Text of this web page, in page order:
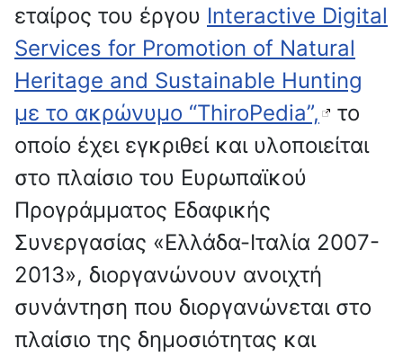
εταίρος του έργου Interactive Digital
Services for Promotion of Natural
Heritage and Sustainable Hunting
με το ακρώνυμο “ThiroPedia”,
το
οποίο έχει εγκριθεί και υλοποιείται
στο πλαίσιο του Ευρωπαϊκού
Προγράμματος Εδαφικής
Συνεργασίας «Ελλάδα-Ιταλία 2007-
2013», διοργανώνουν ανοιχτή
συνάντηση που διοργανώνεται στο
πλαίσιο της δημοσιότητας και